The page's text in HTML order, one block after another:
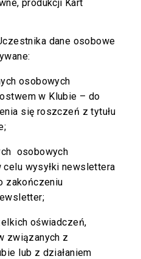
produkcji Kart
dane osobowe
osobowych
w Klubie – do
się roszczeń z tytułu
osobowych
wysyłki newslettera
zakończeniu
oświadczeń,
związanych z
lub z działaniem